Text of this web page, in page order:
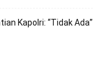
Kapolri: “Tidak Ada”